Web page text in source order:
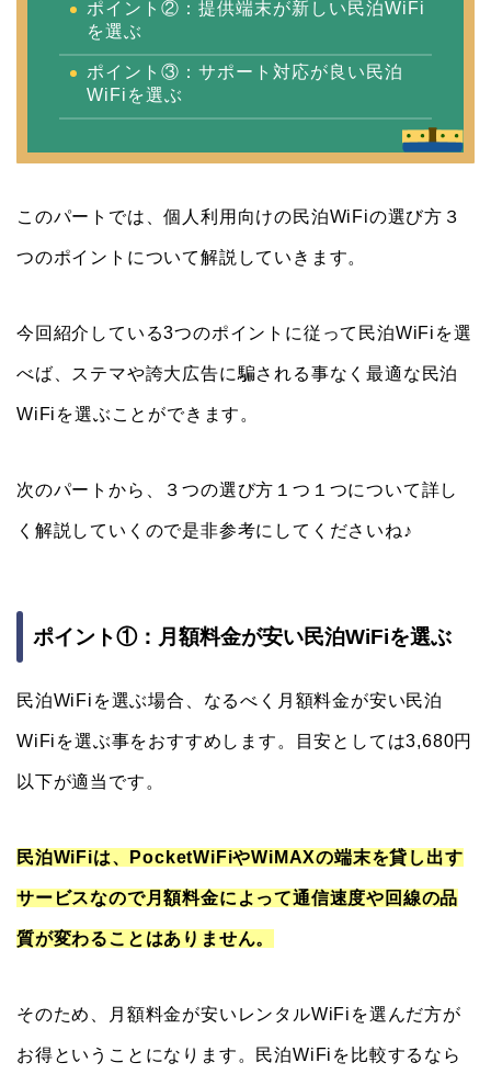
ポイント②：提供端末が新しい民泊WiFi
を選ぶ
ポイント③：サポート対応が良い民泊
WiFiを選ぶ
このパートでは、個人利用向けの民泊WiFiの選び方３
つのポイントについて解説していきます。
今回紹介している3つのポイントに従って民泊WiFiを選
べば、ステマや誇大広告に騙される事なく最適な民泊
WiFiを選ぶことができます。
次のパートから、３つの選び方１つ１つについて詳し
く解説していくので是非参考にしてくださいね♪
ポイント①：月額料金が安い民泊WiFiを選ぶ
民泊WiFiを選ぶ場合、なるべく月額料金が安い民泊
WiFiを選ぶ事をおすすめします。目安としては3,680円
以下が適当です。
民泊WiFiは、PocketWiFiやWiMAXの端末を貸し出す
サービスなので月額料金によって通信速度や回線の品
質が変わることはありません。
そのため、月額料金が安いレンタルWiFiを選んだ方が
お得ということになります。民泊WiFiを比較するなら